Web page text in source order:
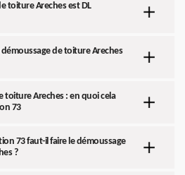
toiture Areches est DL
de toiture Areches
toiture Areches : en quoi cela
73
73 faut-il faire le démoussage
?